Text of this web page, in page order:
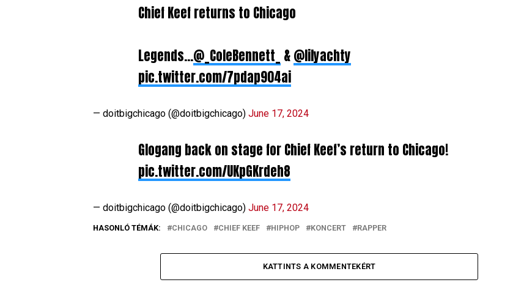
Chief Keef returns to Chicago
Legends…@_ColeBennett_ &@lilyachty
pic.twitter.com/7pdap904ai
— doitbigchicago (@doitbigchicago) June 17, 2024
Glogang back on stage for Chief Keef’s return to Chicago!
pic.twitter.com/UKpGKrdeh8
— doitbigchicago (@doitbigchicago) June 17, 2024
HASONLÓ TÉMÁK: CHICAGO CHIEF KEEF HIPHOP KONCERT RAPPER
KATTINTS A KOMMENTEKÉRT